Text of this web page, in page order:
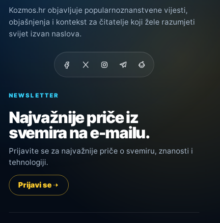
Kozmos.hr objavljuje popularnoznanstvene vijesti,
objašnjenja i kontekst za čitatelje koji žele razumjeti
svijet izvan naslova.
NEWSLETTER
Najvažnije priče iz
svemira na e-mailu.
Prijavite se za najvažnije priče o svemiru, znanosti i
tehnologiji.
Prijavi se